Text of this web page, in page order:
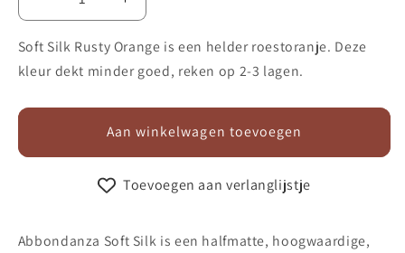
Aantal
verlagen
voor
Lak
Silk
Aantal
verhogen
voor
Lak
Soft
Silk
755
Soft Silk Rusty Orange is een helder roestoranje. Deze
kleur dekt minder goed, reken op 2-3 lagen.
Aan winkelwagen toevoegen
Toevoegen aan verlanglijstje
Abbondanza Soft Silk is een halfmatte, hoogwaardige,